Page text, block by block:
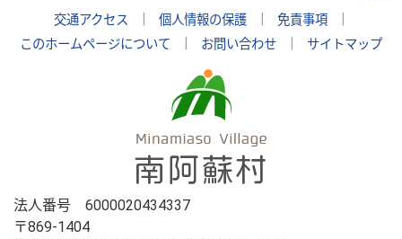
交通アクセス 個人情報の保護 免責事項
このホームページについて
お問い合わせ サイトマップ
法人番号 6000020434337
〒869-1404